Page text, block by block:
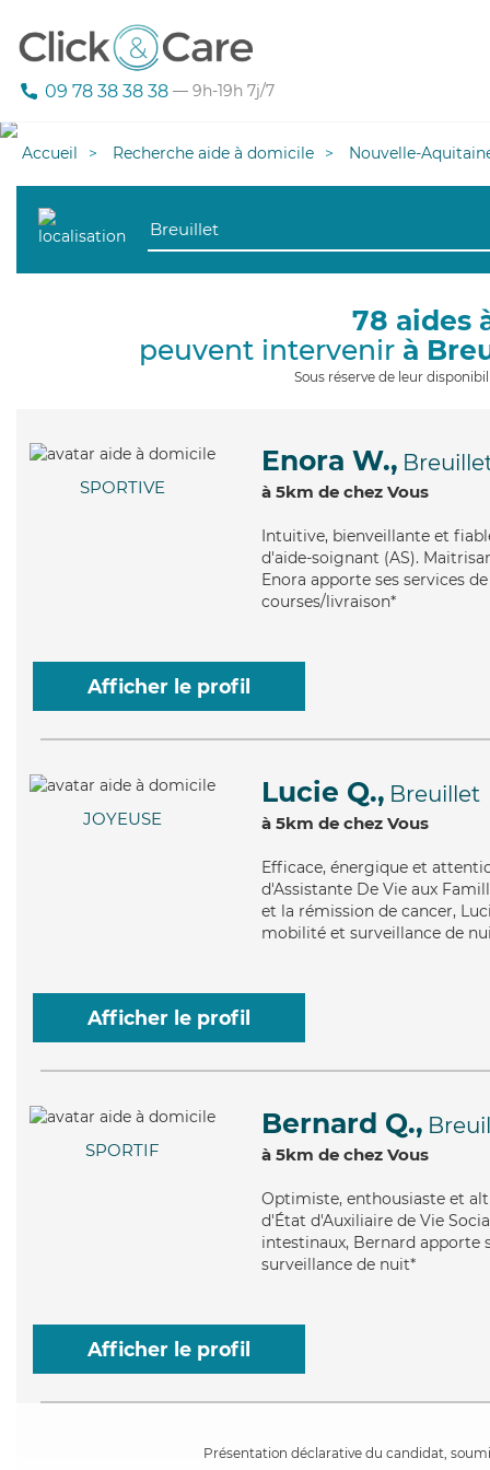
09 78 38 38 38 — 9h-19h 7j/7
Accueil Recherche aide à domicile Nouvelle-
78 aides
peuvent intervenir à
Sous réserve de leur
SPORTIVE
Enora W.,
à 5km de chez Vous
Intuitive, bienveillante et
d'aide-soignant (AS).
Enora apporte ses services
courses/livraison*
Afficher le profil
JOYEUSE
Lucie Q., Breuillet
à 5km de chez Vous
Efficace, énergique et
d'Assistante De Vie aux
et la rémission de cancer,
mobilité et surveillance de
Afficher le profil
SPORTIF
Bernard Q.,
à 5km de chez Vous
Optimiste, enthousiaste et
d'État d'Auxiliaire de Vie
intestinaux, Bernard apporte
surveillance de nuit*
Afficher le profil
Présentation déclarative du candidat,